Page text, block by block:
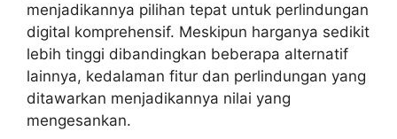
menjadikannya pilihan tepat untuk perlindungan
digital komprehensif. Meskipun harganya sedikit
lebih tinggi dibandingkan beberapa alternatif
lainnya, kedalaman fitur dan perlindungan yang
ditawarkan menjadikannya nilai yang
mengesankan.